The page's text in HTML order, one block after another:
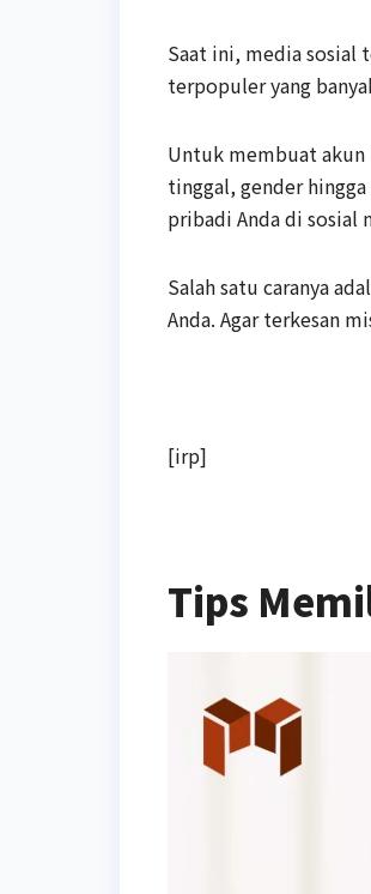
Saat ini, media sosial
terpopuler yang
Untuk membuat akun
tinggal, gender
pribadi Anda di sosial
Salah satu caranya
Anda. Agar terkesan
[irp]
Tips